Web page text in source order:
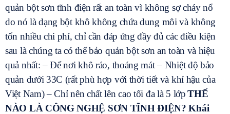
quản bột sơn tĩnh điện rất an toàn vì không sợ cháy nổ
do nó là dạng bột khô không chứa dung môi và không
tốn nhiều chi phí, chỉ cần đáp ứng đầy đủ các điều kiện
sau là chúng ta có thể bảo quản bột sơn an toàn và hiệu
quả nhất: – Để nơi khô ráo, thoáng mát – Nhiệt độ bảo
quản dưới 33C (rất phù hợp với thời tiết và khí hậu của
Việt Nam) – Chỉ nên chất lên cao tối đa là 5 lớp THẾ
NÀO LÀ CÔNG NGHỆ SƠN TĨNH ĐIỆN? Khái